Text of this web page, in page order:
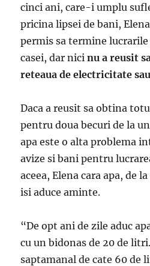
cinci ani, care-i umplu
pricina lipsei de bani,
permis sa termine
casei, dar nicinu a reusit
reteaua de electricitate sau
Daca a reusit sa obtina
pentru doua becuri de la
apa este o alta problema
avize si bani pentru
aceea, Elena cara apa, de
isi aduce aminte.
“De opt ani de zile aduc
cu un bidonas de 20 de
saptamanal de cate 60 de